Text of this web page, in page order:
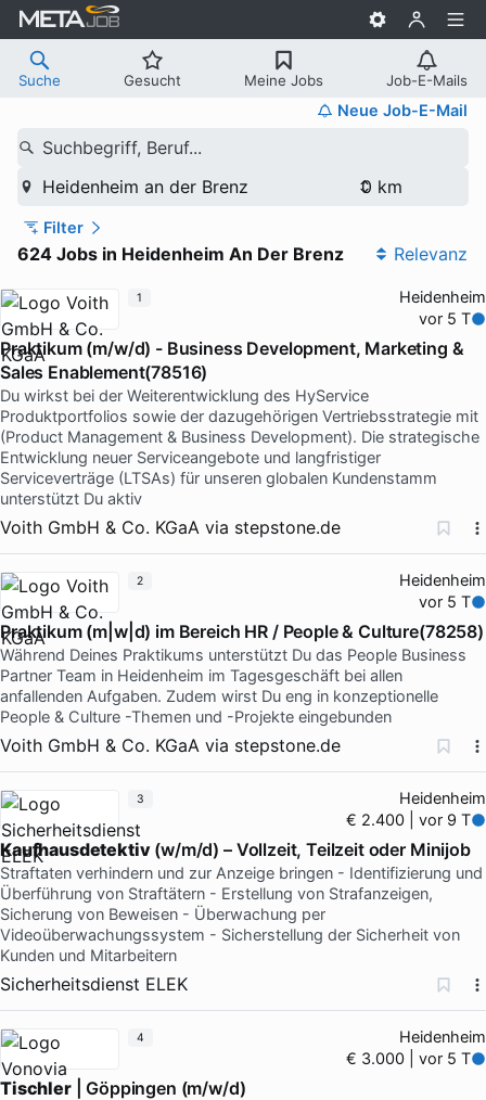
Suche Gesucht Meine Jobs Job-E-Mails
Neue Job-E-Mail
Suchbegriff, Beruf...
Heidenheim an der Brenz
Filter
624 Jobs in Heidenheim An Der Brenz Relevanz
Heidenheim
vor 5 T
Praktikum (m/w/d) - Business Development, Marketing &
Sales Enablement(78516)
Du wirkst bei der Weiterentwicklung des HyService
Produktportfolios sowie der dazugehörigen Vertriebsstrategie mit
(Product Management & Business Development). Die strategische
Entwicklung neuer Serviceangebote und langfristiger
Serviceverträge (LTSAs) für unseren globalen Kundenstamm
unterstützt Du aktiv
Voith GmbH & Co. KGaA via stepstone.de
1
Heidenheim
vor 5 T
Praktikum (m|w|d) im Bereich HR / People & Culture(78258)
Während Deines Praktikums unterstützt Du das People Business
Partner Team in Heidenheim im Tagesgeschäft bei allen
anfallenden Aufgaben. Zudem wirst Du eng in konzeptionelle
People & Culture -Themen und -Projekte eingebunden
Voith GmbH & Co. KGaA via stepstone.de
2
Heidenheim
€ 2.400 | vor 9 T
Kaufhausdetektiv(w/m/d) – Vollzeit, Teilzeit oder Minijob
Straftaten verhindern und zur Anzeige bringen - Identifizierung und
Überführung von Straftätern - Erstellung von Strafanzeigen,
Sicherung von Beweisen - Überwachung per
Videoüberwachungssystem - Sicherstellung der Sicherheit von
Kunden und Mitarbeitern
Sicherheitsdienst ELEK
3
Heidenheim
€ 3.000 | vor 5 T
Tischler| Göppingen (m/w/d)
4